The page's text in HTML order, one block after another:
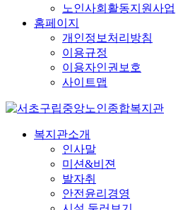
노인사회활동지원사업
홈페이지
개인정보처리방침
이용규정
이용자인권보호
사이트맵
복지관소개
인사말
미션&비젼
발자취
안전윤리경영